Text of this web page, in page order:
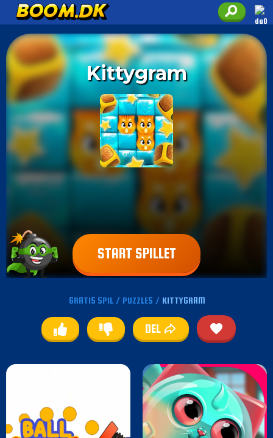
Kittygram
START SPILLET
GRATIS SPIL / PUZZLES / KITTYGRAM
DEL